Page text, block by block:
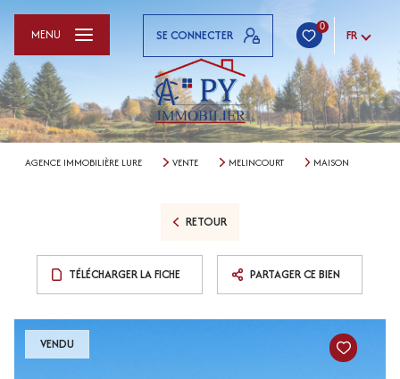
SE CONNECTER
0
FR
MENU
AGENCE IMMOBILIÈRE LURE VENTE MELINCOURT MAISON
RETOUR
TÉLÉCHARGER LA FICHE PARTAGER CE BIEN
VENDU